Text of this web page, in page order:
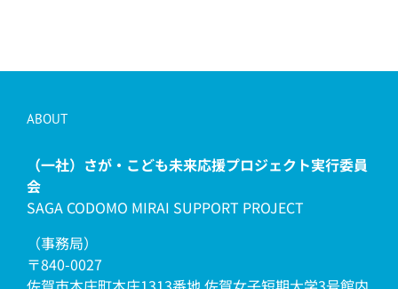
ABOUT
（一社）さが・こども未来応援プロジェクト実行委員
会
SAGA CODOMO MIRAI SUPPORT PROJECT
（事務局）
〒840-0027